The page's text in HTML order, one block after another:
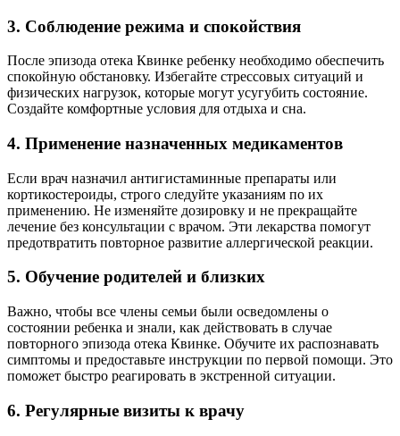
3. Соблюдение режима и спокойствия
После эпизода отека Квинке ребенку необходимо обеспечить
спокойную обстановку. Избегайте стрессовых ситуаций и
физических нагрузок, которые могут усугубить состояние.
Создайте комфортные условия для отдыха и сна.
4. Применение назначенных медикаментов
Если врач назначил антигистаминные препараты или
кортикостероиды, строго следуйте указаниям по их
применению. Не изменяйте дозировку и не прекращайте
лечение без консультации с врачом. Эти лекарства помогут
предотвратить повторное развитие аллергической реакции.
5. Обучение родителей и близких
Важно, чтобы все члены семьи были осведомлены о
состоянии ребенка и знали, как действовать в случае
повторного эпизода отека Квинке. Обучите их распознавать
симптомы и предоставьте инструкции по первой помощи. Это
поможет быстро реагировать в экстренной ситуации.
6. Регулярные визиты к врачу